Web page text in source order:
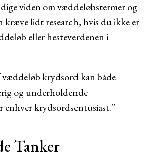
viden om væddeløbstermer og
kræve lidt research, hvis du ikke er
eller hesteverdenen i
krydsord kan både
og underholdende
enhver krydsordsentusiast.”
Tanker